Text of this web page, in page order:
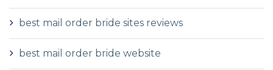
best mail order bride sites reviews
best mail order bride website